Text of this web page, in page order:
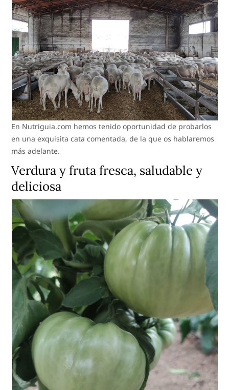
En Nutriguia.com hemos tenido oportunidad de probarlos
en una exquisita cata comentada, de la que os hablaremos
más adelante.
Verdura y fruta fresca, saludable y
deliciosa